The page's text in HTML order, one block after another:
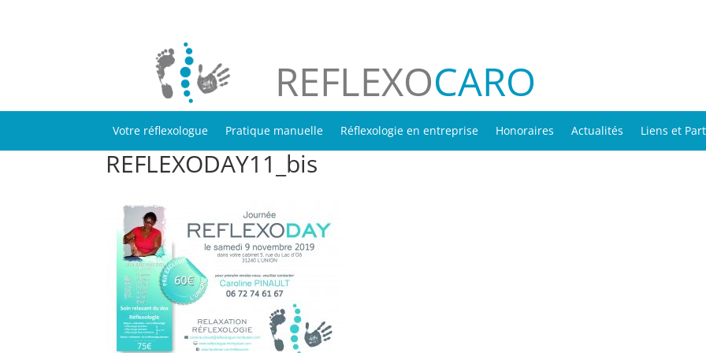
REFLEXOCARO
Votre réflexologue Pratique manuelle Réflexologie en entreprise Honoraires Actualités Liens et
REFLEXODAY11_bis